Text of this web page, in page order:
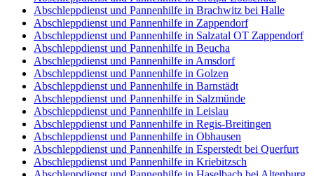
Abschleppdienst und Pannenhilfe in Brachwitz bei Halle
Abschleppdienst und Pannenhilfe in Zappendorf
Abschleppdienst und Pannenhilfe in Salzatal OT Zappendorf
Abschleppdienst und Pannenhilfe in Beucha
Abschleppdienst und Pannenhilfe in Amsdorf
Abschleppdienst und Pannenhilfe in Golzen
Abschleppdienst und Pannenhilfe in Barnstädt
Abschleppdienst und Pannenhilfe in Salzmünde
Abschleppdienst und Pannenhilfe in Leislau
Abschleppdienst und Pannenhilfe in Regis-Breitingen
Abschleppdienst und Pannenhilfe in Obhausen
Abschleppdienst und Pannenhilfe in Esperstedt bei Querfurt
Abschleppdienst und Pannenhilfe in Kriebitzsch